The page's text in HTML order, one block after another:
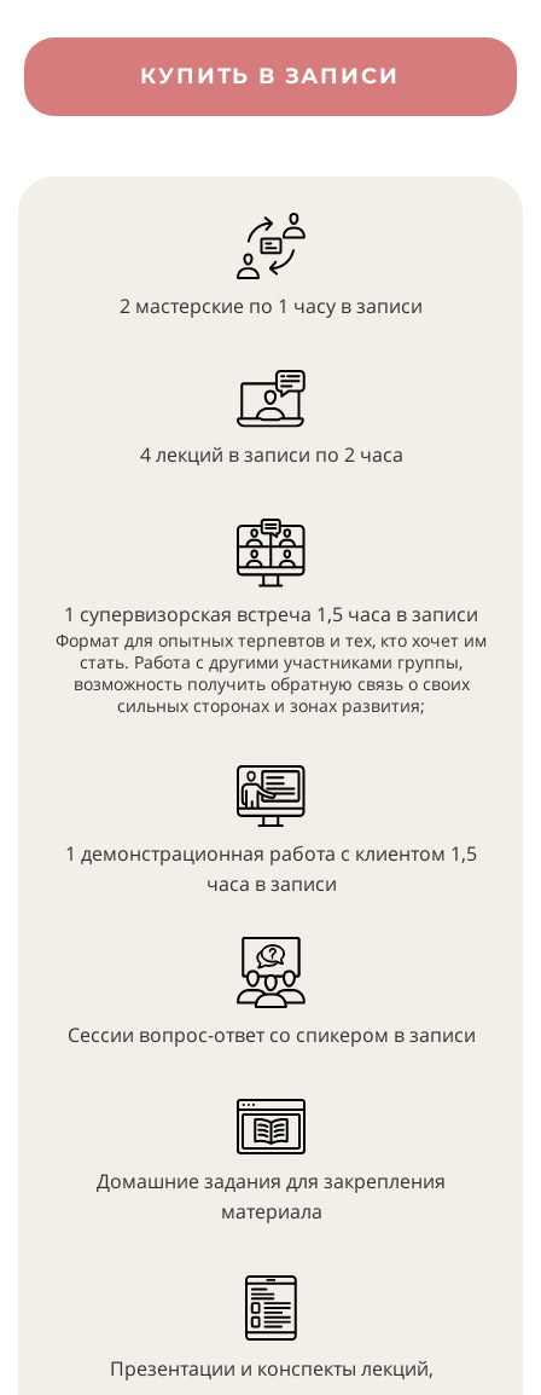
КУПИТЬ В ЗАПИСИ
2 мастерские по 1 часу в записи
4 лекций в записи по 2 часа
1 супервизорская встреча 1,5 часа в записи
Формат для опытных терпевтов и тех, кто хочет им
стать. Работа с другими участниками группы,
возможность получить обратную связь о своих
сильных сторонах и зонах развития;
1 демонстрационная работа с клиентом 1,5
часа в записи
Сессии вопрос-ответ со спикером в записи
Домашние задания для закрепления
материала
Презентации и конспекты лекций,